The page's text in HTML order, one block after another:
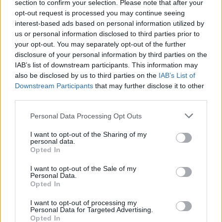
section to confirm your selection. Please note that after your
opt-out request is processed you may continue seeing
interest-based ads based on personal information utilized by
us or personal information disclosed to third parties prior to
your opt-out. You may separately opt-out of the further
disclosure of your personal information by third parties on the
IAB’s list of downstream participants. This information may
also be disclosed by us to third parties on the IAB’s List of
Downstream Participants that may further disclose it to other
Personal Data Processing Opt Outs
I want to opt-out of the Sharing of my
personal data.
Opted In
I want to opt-out of the Sale of my
Personal Data.
Opted In
I want to opt-out of processing my
Personal Data for Targeted Advertising.
Opted In
Senaste foruminläggen
Jag tror att folk köper bil av helt fel
anledning.
Senaste inlägget av Jokabsson för 29 minuter sedan iAllmänt
Inget bromstryck efter byte av bromsok
(Golf V 1.6)
6 svar
Senaste inlägget avjaka54 för 44 minuter sedaniChassi,
bromsar, transmission och däck
Man man ha mindre ström till
Motorvärmare?
Senaste inlägget av
Kia Ceed 2017 batteritorsk med jämna
mellanrum. Varför?
Senaste inlägget av Ansan för 19 timmar sedan
Generell
felsökning